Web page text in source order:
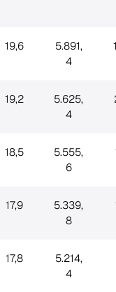
19,6
5.891,
4
19,2
5.625,
4
18,5
5.555,
6
17,9
5.339,
8
17,8
5.214,
4